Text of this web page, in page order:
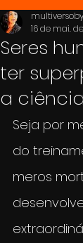
Seres
ter
a
16 de mai.
Seja por
do
meros